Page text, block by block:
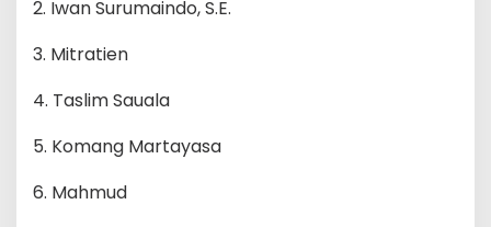
2. Iwan Surumaindo, S.E.
3. Mitratien
4. Taslim Sauala
5. Komang Martayasa
6. Mahmud